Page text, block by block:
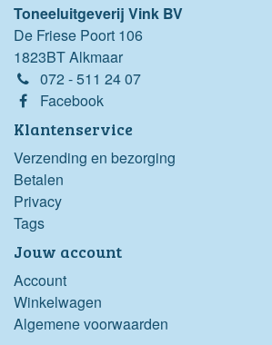
Toneeluitgeverij Vink BV
De Friese Poort 106
1823BT Alkmaar
072 - 511 24 07
Facebook
Klantenservice
Verzending en bezorging
Betalen
Privacy
Tags
Jouw account
Account
Winkelwagen
Algemene voorwaarden